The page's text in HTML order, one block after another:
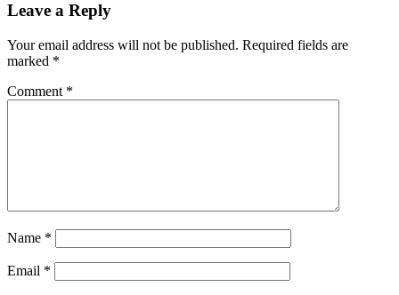
Leave a Reply
Your email address will not be published. Required fields are
marked *
Comment *
Name *
Email *